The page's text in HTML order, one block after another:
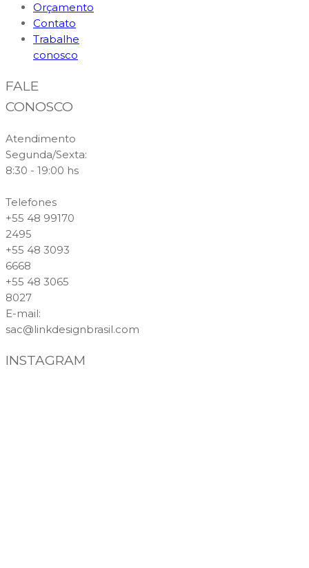
Orçamento
Contato
Trabalhe
conosco
FALE
CONOSCO
Atendimento
Segunda/Sexta:
8:30 - 19:00 hs
Telefones
+55 48 99170
2495
+55 48 3093
6668
+55 48 3065
8027
E-mail:
sac@linkdesignbrasil.com
INSTAGRAM